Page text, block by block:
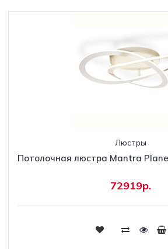
Люстры
Потолочная люстра Mantra
72919р.